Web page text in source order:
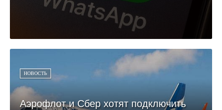
НОВОСТЬ
Аэрофлот и Сбер хотят подключить